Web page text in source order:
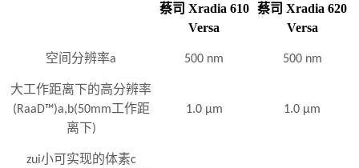
蔡司 Xradia 610
Versa
蔡司 Xradia 620
Versa
空间分辨率a 500 nm 500 nm
大工作距离下的高分辨率
(RaaD™)a,b(50mm工作距
离下)
1.0 μm 1.0 μm
zui小可实现的体素c